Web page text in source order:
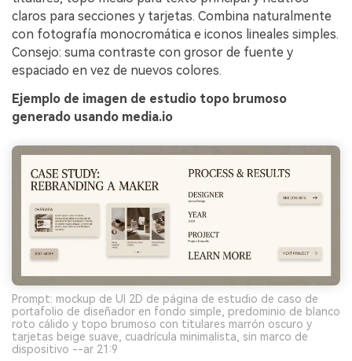
claros para secciones y tarjetas. Combina naturalmente
con fotografía monocromática e iconos lineales simples.
Consejo: suma contraste con grosor de fuente y
espaciado en vez de nuevos colores.
Ejemplo de imagen de estudio topo brumoso
generado usando media.io
Prompt: mockup de UI 2D de página de estudio de caso de
portafolio de diseñador en fondo simple, predominio de blanco
roto cálido y topo brumoso con titulares marrón oscuro y
tarjetas beige suave, cuadrícula minimalista, sin marco de
dispositivo --ar 21:9